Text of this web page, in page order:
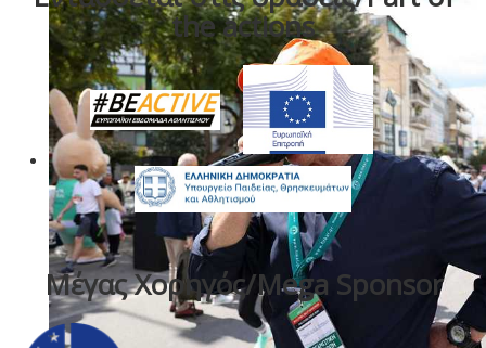
the actions
Μέγας Χορηγός/Mega Sponsor